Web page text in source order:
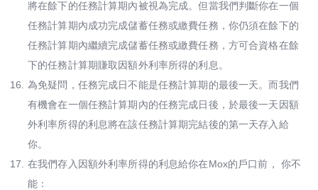
將在餘下的任務計算期內被視為完成。但當我們判斷你在一個
任務計算期內成功完成儲蓄任務或繳費任務，你仍須在餘下的
任務計算期內繼續完成儲蓄任務或繳費任務，方可合資格在餘
下的任務計算期賺取因額外利率所得的利息。​
16.
為免疑問，任務完成日不能是任務計算期的最後一天。而我們
有機會在一個任務計算期內的任務完成日後，於最後一天因額
外利率所得的利息將在該任務計算期完結後的第一天存入給
你。​
17.
在我們存入因額外利率所得的利息給你在Mox的戶口前， 你不
能：